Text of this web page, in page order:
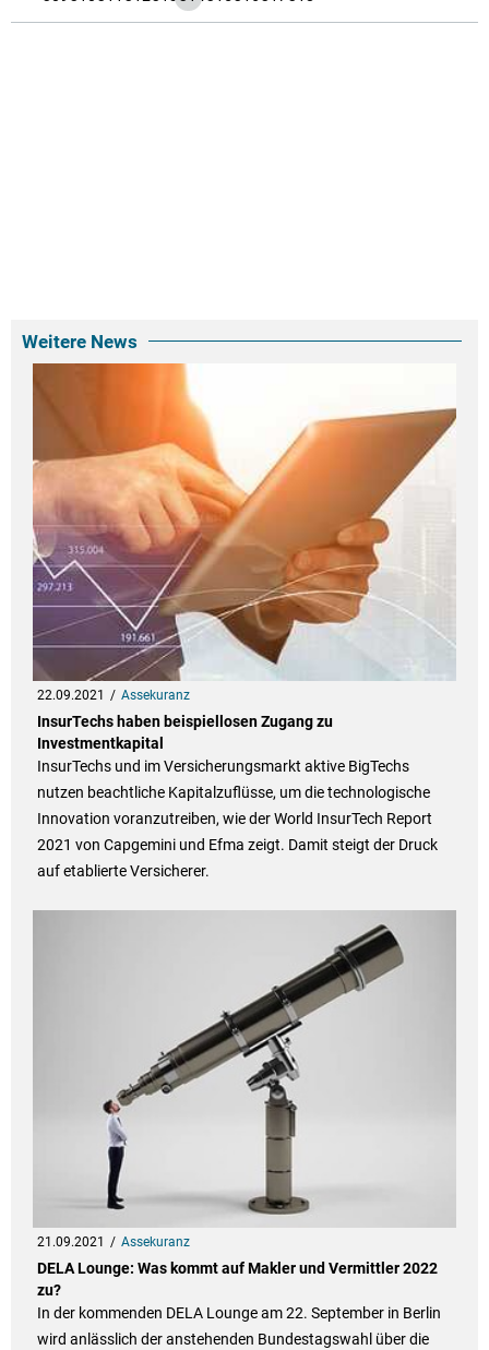
Weitere News
22.09.2021 Assekuranz
InsurTechs haben beispiellosen Zugang zu
Investmentkapital
InsurTechs und im Versicherungsmarkt aktive BigTechs
nutzen beachtliche Kapitalzuflüsse, um die technologische
Innovation voranzutreiben, wie der World InsurTech Report
2021 von Capgemini und Efma zeigt. Damit steigt der Druck
auf etablierte Versicherer.
21.09.2021 Assekuranz
DELA Lounge: Was kommt auf Makler und Vermittler 2022
zu?
In der kommenden DELA Lounge am 22. September in Berlin
wird anlässlich der anstehenden Bundestagswahl über die